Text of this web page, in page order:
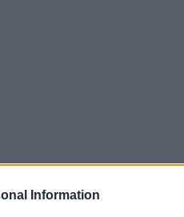
Information